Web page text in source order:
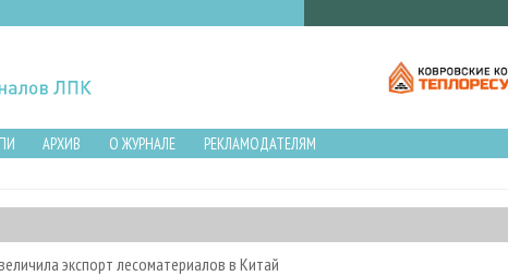
АРХИВ О ЖУРНАЛЕ
РЕКЛАМОДАТЕЛЯМ
экспорт лесоматериалов в Китай